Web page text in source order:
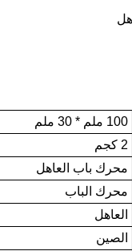
100 ملم * 30 ملم
2 كجم
محرك باب العاهل
محرك الباب
العاهل
الصين